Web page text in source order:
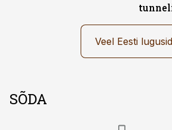
Veel Eesti lugusid
SÕDA